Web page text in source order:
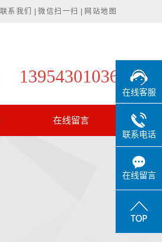
联系我们 微信扫一扫 网站地图
13954301036
在线留言
在线客服
联系电话
在线留言